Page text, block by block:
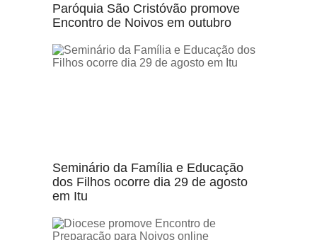
Paróquia São Cristóvão promove
Encontro de Noivos em outubro
Seminário da Família e Educação
dos Filhos ocorre dia 29 de agosto
em Itu